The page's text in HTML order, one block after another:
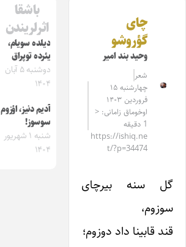
چای
گؤروشو
وحید بند امیر
شعر
چهارشنبه ۱۵
فروردین ۱۴۰۳
اوخوماق زامانی: <
1 دقیقه
https://ishiq.ne
t/?p=34474
گل سنه بیرچای
سوزوم،
قند قابینا داد دوزوم؛
باشقا
اثرلریندن
دیلده سویام،
یئرده توپراق
دوشنبه ۵ آبان
۱۴۰۴
آدیم دنیز، اؤزوم
سوسوز!
شنبه ۱ شهریور
۱۴۰۴